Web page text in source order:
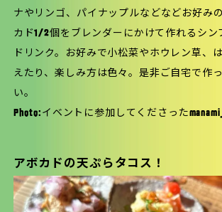
ナやリンゴ、パイナップルなどなどお好み
カド1/2個をブレンダーにかけて作れるシン
ドリンク。お好みで小松菜やホウレン草、
えたり、楽しみ方は色々。是非ご自宅で作
い。
Photo:イベントに参加してくださった
アボカドの天ぷらタコス！